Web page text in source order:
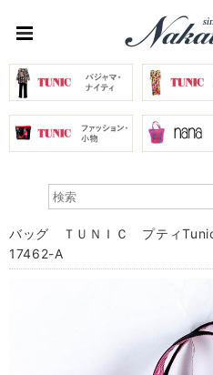
バッグ ＴＵＮＩＣ プティ
17462-A